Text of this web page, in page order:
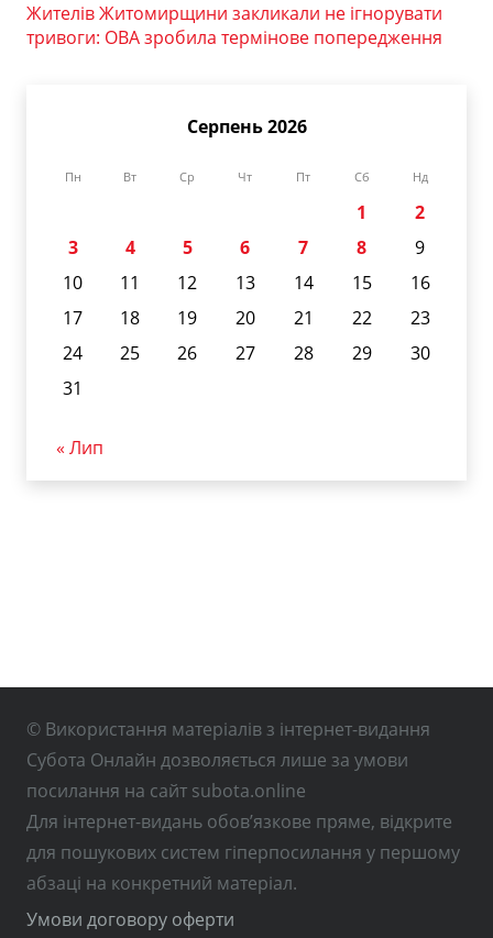
Жителів Житомирщини закликали не ігнорувати
тривоги: ОВА зробила термінове попередження
Серпень 2026
Пн Вт Ср Чт Пт Сб Нд
1
2
3
4 5 6 7 8
9
10
11 12 13 14 15
16
17
18 19 20 21 22
23
24
25 26 27 28 29
30
31
« Лип
© Використання матеріалів з інтернет-видання
Субота Онлайн дозволяється лише за умови
посилання на сайт subota.online
Для інтернет-видань обов’язкове пряме, відкрите
для пошукових систем гіперпосилання у першому
абзаці на конкретний матеріал.
Умови договору оферти